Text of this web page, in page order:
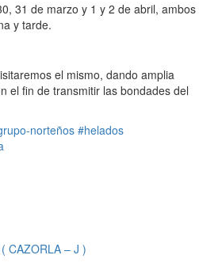
31 de marzo y 1 y 2 de abril, ambos
y tarde.
el mismo, dando amplia
el fin de transmitir las bondades del
norteños#helados
CAZORLA – J )